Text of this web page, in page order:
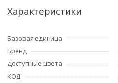
Характеристики
Базовая единица
Бренд
Доступные цвета
КОД